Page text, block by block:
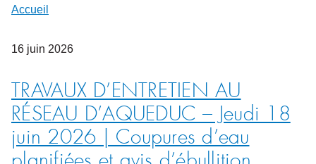
Accueil
16 juin 2026
TRAVAUX D’ENTRETIEN AU
RÉSEAU D’AQUEDUC – Jeudi 18
juin 2026 | Coupures d’eau
planifiées et avis d’ébullition